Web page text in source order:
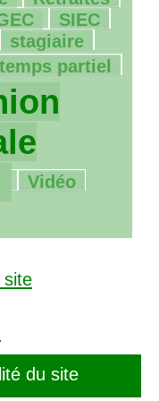
SIEC
stagiaire
temps partiel
Vidéo
du site